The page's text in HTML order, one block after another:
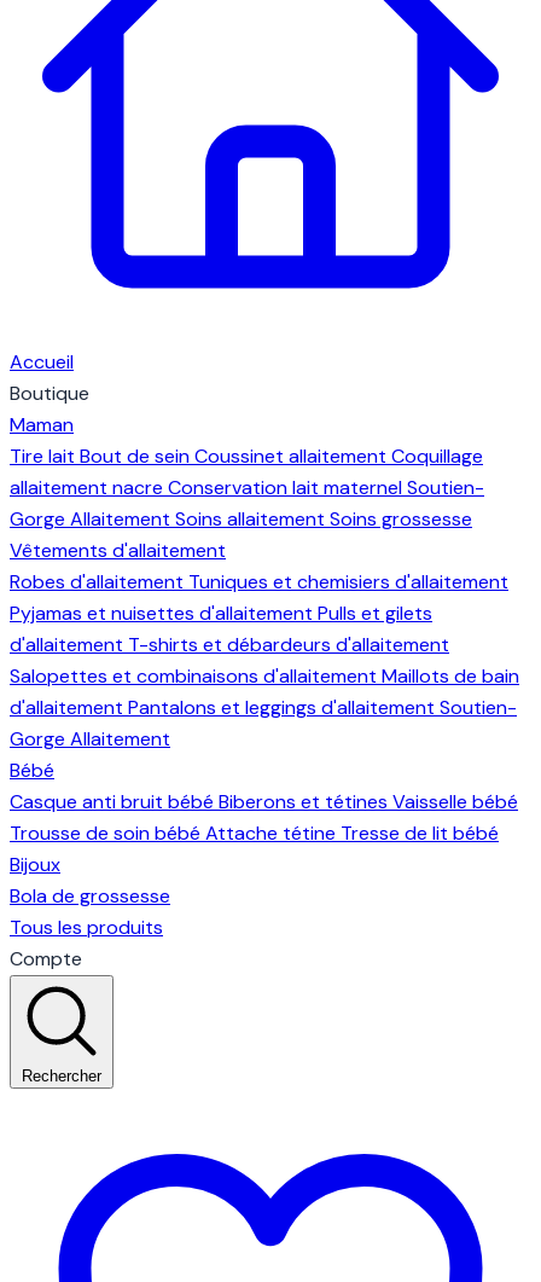
Accueil
Boutique
Maman
Tire lait Bout de seinCoussinet allaitement Coquillage
allaitement nacre Conservation lait maternelSoutien-
Gorge Allaitement Soins allaitement Soins grossesse
Vêtements d'allaitement
Robes d'allaitement Tuniques et chemisiers d'allaitement
Pyjamas et nuisettes d'allaitement Pulls et gilets
d'allaitement T-shirts et débardeurs d'allaitement
Salopettes et combinaisons d'allaitement Maillots de bain
d'allaitement Pantalons et leggings d'allaitement Soutien-
Gorge Allaitement
Bébé
Casque anti bruit bébé Biberons et tétines Vaisselle bébé
Trousse de soin bébé Attache tétine Tresse de lit bébé
Bijoux
Bola de grossesse
Tous les produits
Compte
Rechercher